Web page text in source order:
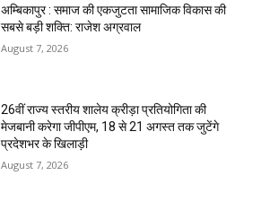
अम्बिकापुर : समाज की एकजुटता सामाजिक विकास की
सबसे बड़ी शक्ति: राजेश अग्रवाल
August 7, 2026
26वीं राज्य स्तरीय शालेय क्रीड़ा प्रतियोगिता की
मेजबानी करेगा जीपीएम, 18 से 21 अगस्त तक जुटेंगे
प्रदेशभर के खिलाड़ी
August 7, 2026